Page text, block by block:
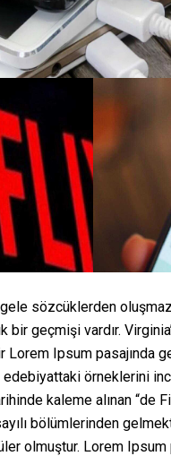
sözcüklerden
bir geçmişi vardır.
Ipsum pasajında
örneklerini
kaleme alınan “de
bölümlerinden
olmuştur. Lorem Ipsum